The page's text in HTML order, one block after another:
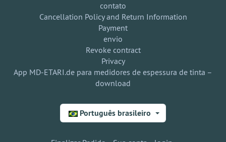
contato
Cancellation Policy and Return Information
Payment
envio
Revoke contract
Privacy
App MD-ETARI.de para medidores de espessura de tinta –
download
Português brasileiro